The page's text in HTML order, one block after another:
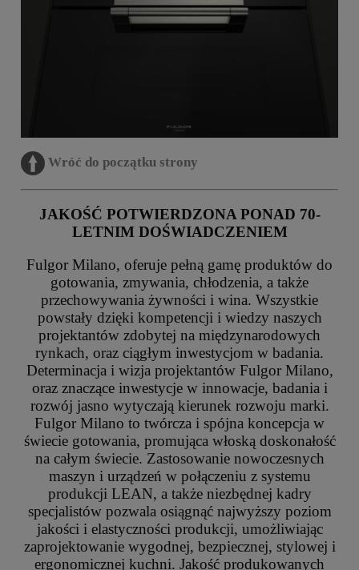
Wróć do początku strony
JAKOŚĆ POTWIERDZONA PONAD 70-
LETNIM DOŚWIADCZENIEM
Fulgor Milano, oferuje pełną gamę produktów do
gotowania, zmywania, chłodzenia, a także
przechowywania żywności i wina. Wszystkie
powstały dzięki kompetencji i wiedzy naszych
projektantów zdobytej na międzynarodowych
rynkach, oraz ciągłym inwestycjom w badania.
Determinacja i wizja projektantów Fulgor Milano,
oraz znaczące inwestycje w innowacje, badania i
rozwój jasno wytyczają kierunek rozwoju marki.
Fulgor Milano to twórcza i spójna koncepcja w
świecie gotowania, promująca włoską doskonałość
na całym świecie. Zastosowanie nowoczesnych
maszyn i urządzeń w połączeniu z systemu
produkcji LEAN, a także niezbędnej kadry
specjalistów pozwala osiągnąć najwyższy poziom
jakości i elastyczności produkcji, umożliwiając
zaprojektowanie wygodnej, bezpiecznej, stylowej i
ergonomicznej kuchni. Jakość produkowanych